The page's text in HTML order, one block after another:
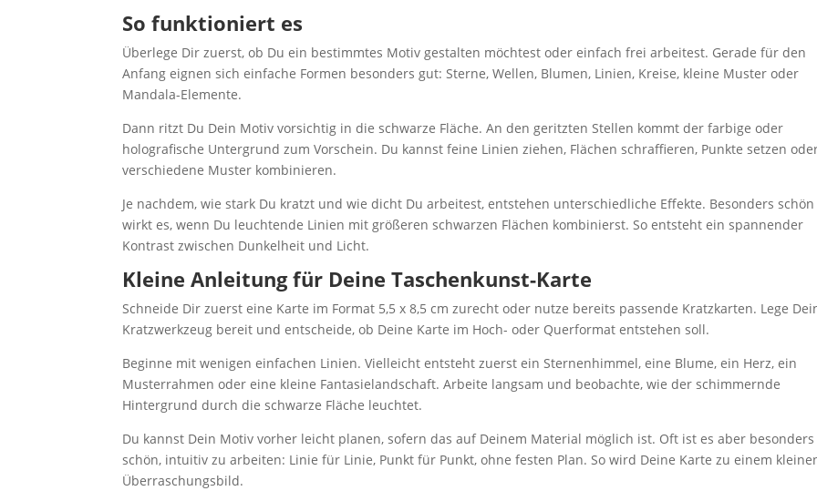
So funktioniert es
Überlege Dir zuerst, ob Du ein bestimmtes Motiv gestalten möchtest oder einfach frei arbeitest. Gerade für den
Anfang eignen sich einfache Formen besonders gut: Sterne, Wellen, Blumen, Linien, Kreise, kleine Muster oder
Mandala-Elemente.
Dann ritzt Du Dein Motiv vorsichtig in die schwarze Fläche. An den geritzten Stellen kommt der farbige oder
holografische Untergrund zum Vorschein. Du kannst feine Linien ziehen, Flächen schraffieren, Punkte setzen
verschiedene Muster kombinieren.
Je nachdem, wie stark Du kratzt und wie dicht Du arbeitest, entstehen unterschiedliche Effekte. Besonders schön
wirkt es, wenn Du leuchtende Linien mit größeren schwarzen Flächen kombinierst. So entsteht ein spannender
Kontrast zwischen Dunkelheit und Licht.
Kleine Anleitung für Deine Taschenkunst-Karte
Schneide Dir zuerst eine Karte im Format 5,5 x 8,5 cm zurecht oder nutze bereits passende Kratzkarten. Lege
Kratzwerkzeug bereit und entscheide, ob Deine Karte im Hoch- oder Querformat entstehen soll.
Beginne mit wenigen einfachen Linien. Vielleicht entsteht zuerst ein Sternenhimmel, eine Blume, ein Herz, ein
Musterrahmen oder eine kleine Fantasielandschaft. Arbeite langsam und beobachte, wie der schimmernde
Hintergrund durch die schwarze Fläche leuchtet.
Du kannst Dein Motiv vorher leicht planen, sofern das auf Deinem Material möglich ist. Oft ist es aber besonders
schön, intuitiv zu arbeiten: Linie für Linie, Punkt für Punkt, ohne festen Plan. So wird Deine Karte zu einem
Überraschungsbild.